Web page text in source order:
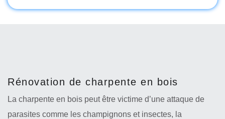
Rénovation de charpente en bois
La charpente en bois peut être victime d’une attaque de
parasites comme les champignons et insectes, la